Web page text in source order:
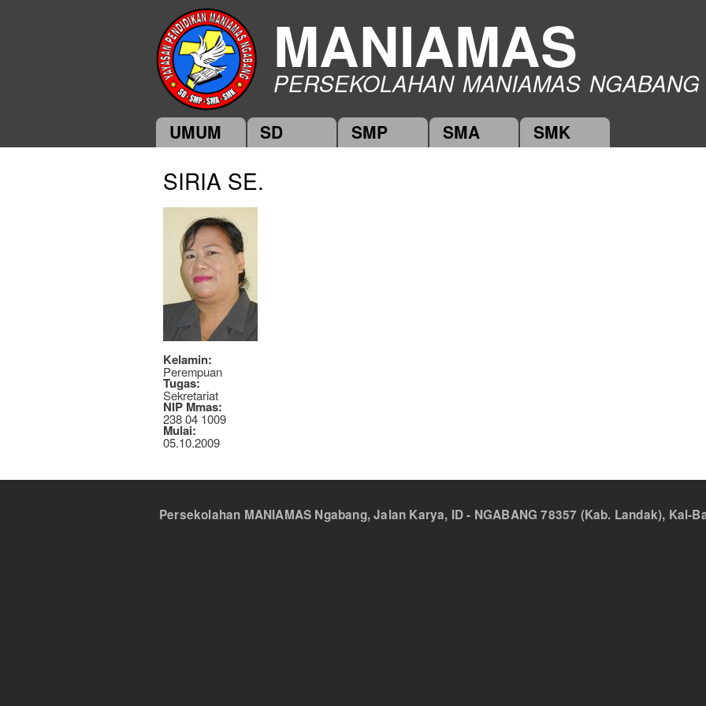
main
content
MANIAMAS
PERSEKOLAHAN MANIAMAS NGABANG
Main menu
UMUM SD SMP SMA SMK
SIRIA SE.
Kelamin:
Perempuan
Tugas:
Sekretariat
NIP Mmas:
238 04 1009
Mulai:
05.10.2009
Persekolahan MANIAMAS Ngabang, Jalan Karya, ID - NGABANG 78357 (Kab. Landak), Kal-